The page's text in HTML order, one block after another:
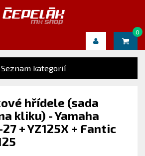
0
Seznam kategorií
hřídele (sada
kliku) - Yamaha
+ YZ125X + Fantic